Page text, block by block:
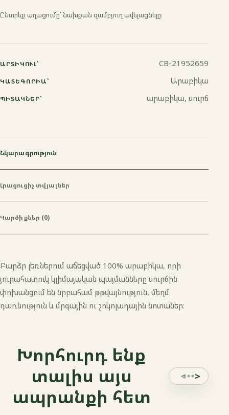
Ֆրենչ պրես
Մոկա
Ջազվա
Ընտրեք աղացումը՝ նախքան զամբյուղ ավելացնելը։
ԱՐՏԻԿՈՒԼ՝ CB-21952659
ԿԱՏԵԳՈՐԻԱ՝ Արաբիկա
ՊԻՏԱԿՆԵՐ՝ արաբիկա, սուրճ
Նկարագրություն
Լրացուցիչ տվյալներ
Կարծիքներ (0)
Բարձր լեռներում աճեցված 100% արաբիկա, որի
յուրահատուկ կլիմայական պայմանները սուրճին
փոխանցում են նրբահամ թթվայնություն, մեղմ
դառնություն և մրգային ու շոկոլադային նոտաներ։
Խորհուրդ ենք
տալիս այս
ապրանքի հետ